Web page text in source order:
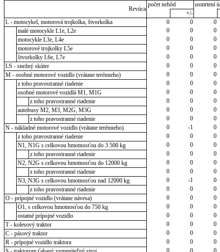
Revúca
počet nehôd
usmrtení
+/-
L - motocykel, motorová trojkolka, štvorkolka
0 0
0
malé motocykle L1e, L2e
0 0
0
motocykle L3e, L4e
0 0
0
motorové trojkolky L5e
0 0
0
štvorkolky L6e, L7e
0 0
0
LS - snežný skúter
0 0
0
M - osobné motorové vozidlo (vrátane terénneho)
0 0
0
z toho pravostranné riadenie
0 0
0
osobné motorové vozidlá M1, M1G
0 0
0
z toho pravostranné riadenie
0 0
0
autobusy M2, M3, M2G, M3G
0 0
0
z toho pravostranné riadenie
0 0
0
N - nákladné motorové vozidlo (vrátane terénneho)
0 -1
0
z toho pravostranné riadenie
0 0
0
N1, N1G s celkovou hmotnosťou do 3 500 kg
0 0
0
z toho pravostranné riadenie
0 0
0
N2, N2G s celkovou hmotnosťou do 12000 kg
0 0
0
z toho pravostranné riadenie
0 0
0
N3, N3G s celkovou hmotnosťou nad 12000 kg
0 -1
0
z toho pravostranné riadenie
0 0
0
O - prípojné vozidlo (vrátane návesa)
0 0
0
O1, s celkovou hmotnosťou do 750 kg
0 0
0
ostatné prípojné vozidlo
0 0
0
T - kolesový traktor
0 0
0
C - pásový traktor
0 0
0
R - prípojné vozidlo traktora
0 0
0
0 0
0